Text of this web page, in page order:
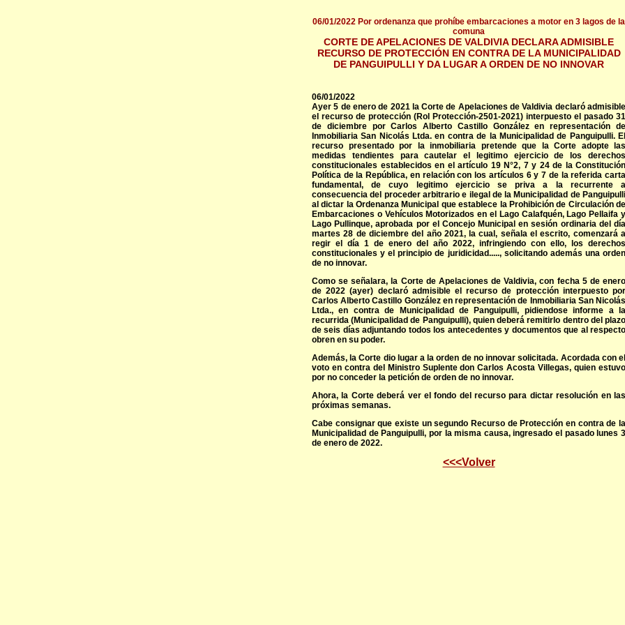
06/01/2022 Por ordenanza que prohíbe embarcaciones a motor en 3 lagos de la
comuna
CORTE DE APELACIONES DE VALDIVIA DECLARA ADMISIBLE
RECURSO DE PROTECCIÓN EN CONTRA DE LA MUNICIPALIDAD
DE PANGUIPULLI Y DA LUGAR A ORDEN DE NO INNOVAR
06/01/2022
Ayer 5 de enero de 2021 la Corte de Apelaciones de Valdivia declaró admisible
el recurso de protección (Rol Protección-2501-2021) interpuesto el pasado 31
de diciembre por Carlos Alberto Castillo González en representación de
Inmobiliaria San Nicolás Ltda. en contra de la Municipalidad de Panguipulli. El
recurso presentado por la inmobiliaria pretende que la Corte adopte las
medidas tendientes para cautelar el legitimo ejercicio de los derechos
constitucionales establecidos en el artículo 19 N°2, 7 y 24 de la Constitución
Política de la República, en relación con los artículos 6 y 7 de la referida carta
fundamental, de cuyo legitimo ejercicio se priva a la recurrente a
consecuencia del proceder arbitrario e ilegal de la Municipalidad de Panguipulli
al dictar la Ordenanza Municipal que establece la Prohibición de Circulación de
Embarcaciones o Vehículos Motorizados en el Lago Calafquén, Lago Pellaifa y
Lago Pullinque, aprobada por el Concejo Municipal en sesión ordinaria del día
martes 28 de diciembre del año 2021, la cual, señala el escrito, comenzará a
regir el día 1 de enero del año 2022, infringiendo con ello, los derechos
constitucionales y el principio de juridicidad....., solicitando además una orden
de no innovar.
Como se señalara, la Corte de Apelaciones de Valdivia, con fecha 5 de enero
de 2022 (ayer) declaró admisible el recurso de protección interpuesto por
Carlos Alberto Castillo González en representación de Inmobiliaria San Nicolás
Ltda., en contra de Municipalidad de Panguipulli, pidiendose informe a la
recurrida (Municipalidad de Panguipulli), quien deberá remitirlo dentro del plazo
de seis días adjuntando todos los antecedentes y documentos que al respecto
obren en su poder.
Además, la Corte dio lugar a la orden de no innovar solicitada. Acordada con el
voto en contra del Ministro Suplente don Carlos Acosta Villegas, quien estuvo
por no conceder la petición de orden de no innovar.
Ahora, la Corte deberá ver el fondo del recurso para dictar resolución en las
próximas semanas.
Cabe consignar que existe un segundo Recurso de Protección en contra de la
Municipalidad de Panguipulli, por la misma causa, ingresado el pasado lunes 3
de enero de 2022.
<<<Volver